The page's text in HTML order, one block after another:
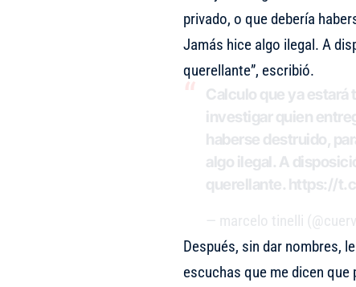
privado, o que debería
Jamás hice algo ilegal. A
querellante”, escribió.
Calculo que ya estará
investigar quien
haberse destruido,
algo ilegal. A
querellante. https://
— marcelo tinelli
Después, sin dar nombres,
escuchas que me dicen